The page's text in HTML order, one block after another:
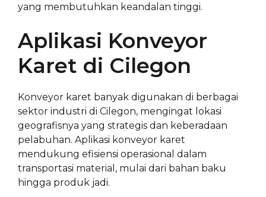
yang membutuhkan keandalan tinggi.
Aplikasi Konveyor
Karet di Cilegon
Konveyor karet banyak digunakan di berbagai
sektor industri di Cilegon, mengingat lokasi
geografisnya yang strategis dan keberadaan
pelabuhan. Aplikasi konveyor karet
mendukung efisiensi operasional dalam
transportasi material, mulai dari bahan baku
hingga produk jadi.